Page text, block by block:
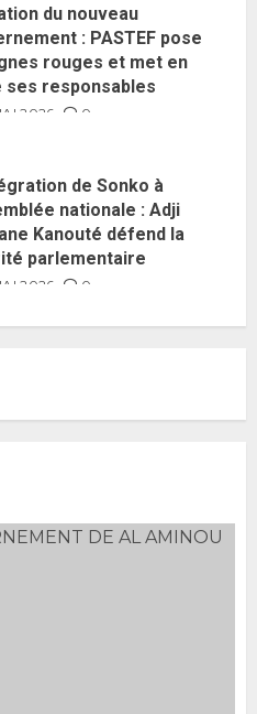
de Sonko à
nationale : Adji
Kanouté défend la
parlementaire
2026 0
Sagna inquiet après la
d’Al Aminou Lo : «
me tromper »
2026 0
Sonko rassure : «
nationale ne